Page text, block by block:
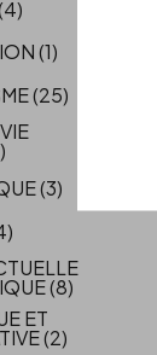
(1)
(25)
(3)
(8)
ET
(2)